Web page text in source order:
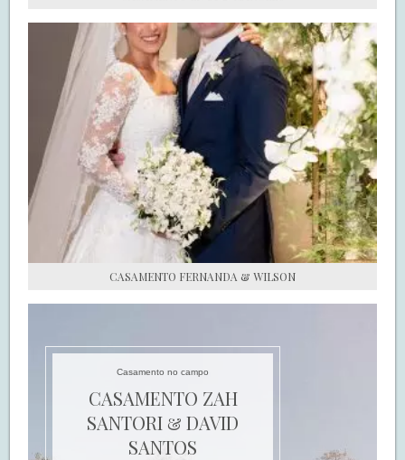
CASAMENTO FERNANDA & WILSON
Casamento no campo
CASAMENTO ZAH
SANTORI & DAVID
SANTOS